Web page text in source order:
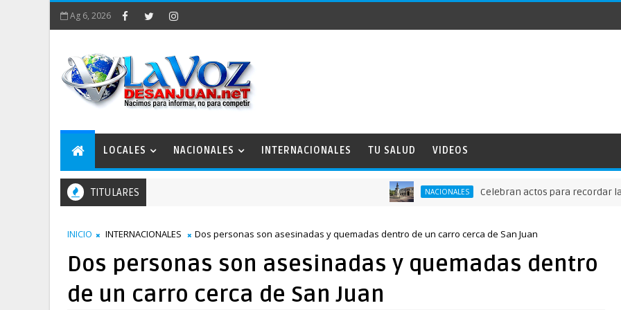
Ag 6, 2026
LOCALES NACIONALES INTERNACIONALES TU SALUD VIDEOS
TITULARES NACIONALES Celebran actos para recordar la
INICIO INTERNACIONALES Dos personas son asesinadas y quemadas dentro de un carro cerca de San Juan
Dos personas son asesinadas y quemadas dentro
de un carro cerca de San Juan